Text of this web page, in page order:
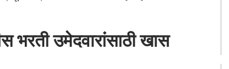
भरती उमेदवारांसाठी खास